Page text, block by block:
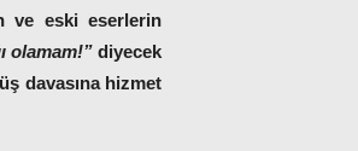
ve eski eserlerin
olamam!”diyecek
davasına hizmet